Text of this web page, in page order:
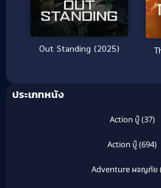
Out Standing (2025)
ประเภทหนัง
Action บู๊(37)
Action บู๊(694)
Adventure ผจญภัย